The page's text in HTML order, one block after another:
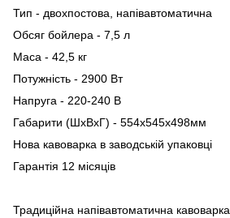
Тип - двохпостова, напівавтоматична
Обсяг бойлера - 7,5 л
Маса - 42,5 кг
Потужність - 2900 Вт
Напруга - 220-240 В
Габарити (ШхВхГ) - 554х545х498мм
Нова кавоварка в заводській упаковці
Гарантія 12 місяців
Традиційна напівавтоматична кавоварка